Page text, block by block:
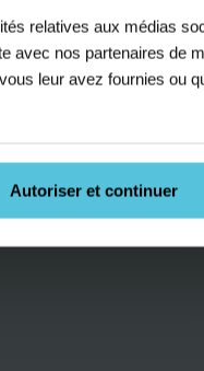
relatives aux médias
avec nos partenaires de
leur avez fournies ou
Autoriser et continuer